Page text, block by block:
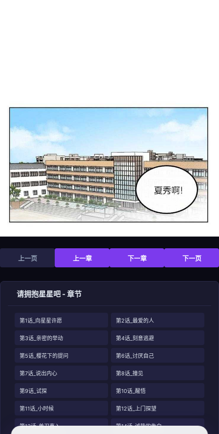
上一页 上一章 下一章 下一页
请拥抱星星吧 - 章节
第1话_向星星许愿 第2话_最爱的人
第3话_亲密的举动 第4话_刻意逃避
第5话_樱花下的提问 第6话_讨厌自己
第7话_说出内心 第8话_撞见
第9话_试探 第10话_醒悟
第11话_小时候 第12话_上门探望
第13话_单刀直入 第14话_诚挚的告白